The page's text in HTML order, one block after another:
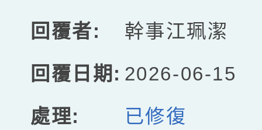
幹事江珮潔
2026-06-15
已修復